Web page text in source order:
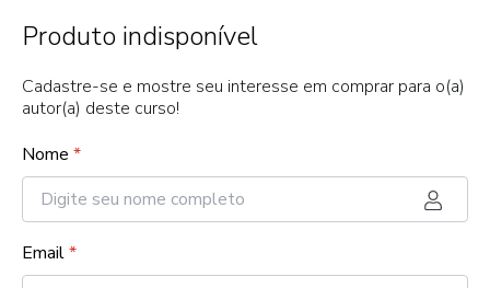
Produto indisponível
Cadastre-se e mostre seu interesse em comprar para o(a)
autor(a) deste curso!
Nome *
Email*